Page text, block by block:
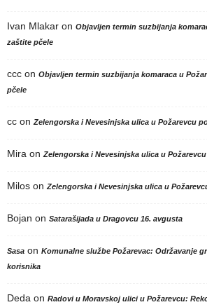
Ivan Mlakar on Objavljen termin suzbijanja
zaštite pčele
ccc on Objavljen termin suzbijanja komaraca u
pčele
cc on Zelengorska i Nevesinjska ulica u Požarevcu
Mira on Zelengorska i Nevesinjska ulica u
Milos on Zelengorska i Nevesinjska ulica u
Bojan on Satarašijada u Dragovcu 16. avgusta
Sasa on Komunalne službe Požarevac: Održavanje
korisnika
Deda on Radovi u Moravskoj ulici u Požarevcu: